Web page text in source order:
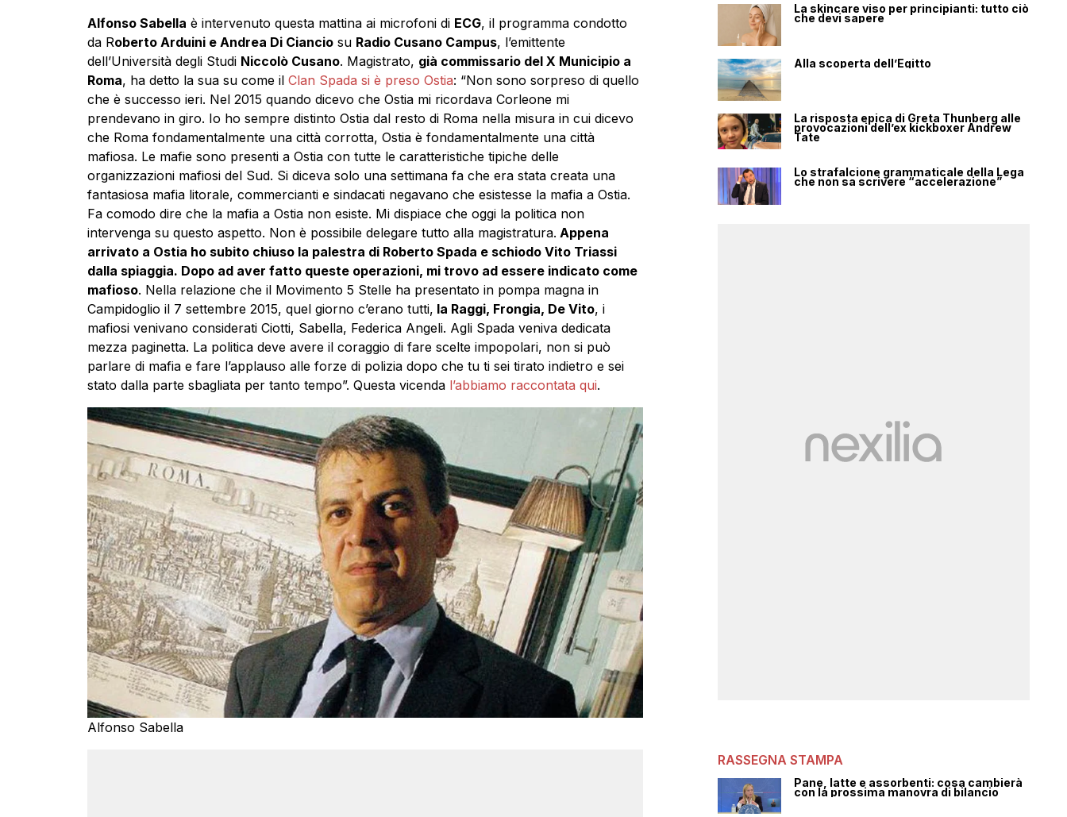
Alfonso Sabella è intervenuto questa mattina ai microfoni di ECG, il programma condotto
da Roberto Arduini e Andrea Di Cianciosu Radio Cusano Campus, l’emittente
dell’Università degli Studi Niccolò Cusano. Magistrato, già commissario del X Municipio a
Roma, ha detto la sua su come il Clan Spada si è preso Ostia: “Non sono sorpreso di quello
che è successo ieri. Nel 2015 quando dicevo che Ostia mi ricordava Corleone mi
prendevano in giro. Io ho sempre distinto Ostia dal resto di Roma nella misura in cui dicevo
che Roma fondamentalmente una città corrotta, Ostia è fondamentalmente una città
mafiosa. Le mafie sono presenti a Ostia con tutte le caratteristiche tipiche delle
organizzazioni mafiosi del Sud. Si diceva solo una settimana fa che era stata creata una
fantasiosa mafia litorale, commercianti e sindacati negavano che esistesse la mafia a Ostia.
Fa comodo dire che la mafia a Ostia non esiste. Mi dispiace che oggi la politica non
intervenga su questo aspetto. Non è possibile delegare tutto alla magistratura. Appena
arrivato a Ostia ho subito chiuso la palestra di Roberto Spada e schiodo Vito Triassi
dalla spiaggia. Dopo ad aver fatto queste operazioni, mi trovo ad essere indicato come
mafioso. Nella relazione che il Movimento 5 Stelle ha presentato in pompa magna in
Campidoglio il 7 settembre 2015, quel giorno c’erano tutti, la Raggi, Frongia, De Vito, i
mafiosi venivano considerati Ciotti, Sabella, Federica Angeli. Agli Spada veniva dedicata
mezza paginetta. La politica deve avere il coraggio di fare scelte impopolari, non si può
parlare di mafia e fare l’applauso alle forze di polizia dopo che tu ti sei tirato indietro e sei
stato dalla parte sbagliata per tanto tempo”. Questa vicenda l’abbiamo raccontata qui.
Alfonso Sabella
La skincare viso per principianti: tutto ciò
che devi sapere
Alla scoperta dell’Egitto
La risposta epica di Greta Thunberg alle
provocazioni dell’ex kickboxer Andrew
Tate
Lo strafalcione grammaticale della Lega
che non sa scrivere “accelerazione”
RASSEGNA STAMPA
Pane, latte e assorbenti: cosa cambierà
con la prossima manovra di bilancio